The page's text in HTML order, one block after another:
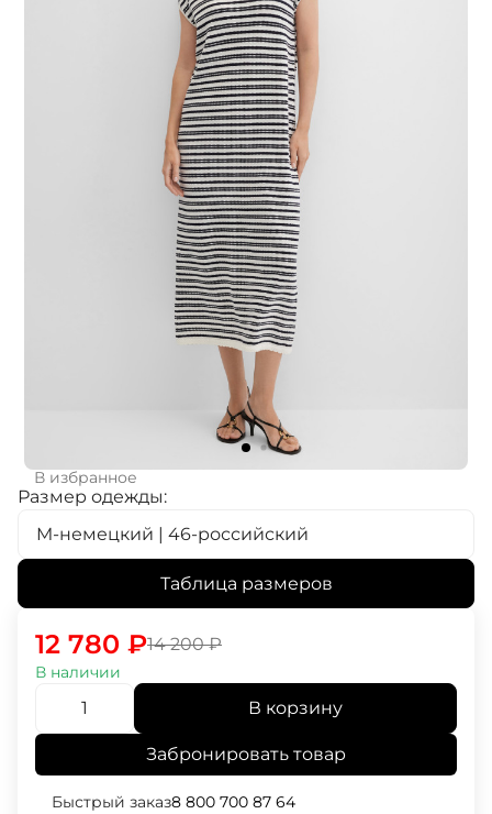
В избранное
Размер одежды:
M-немецкий | 46-российский
Таблица размеров
14 200₽
12 780 ₽
В наличии
В корзину
Забронировать товар
Быстрый заказ8 800 700 87 64